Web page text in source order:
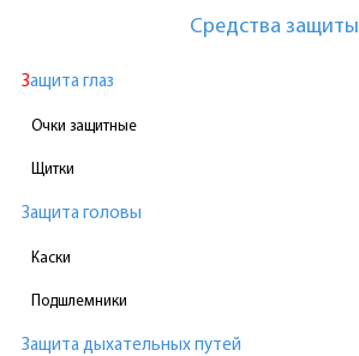
Средства защиты
Защита глаз
Очки защитные
Щитки
Защита головы
Каски
Подшлемники
Защита дыхательных путей